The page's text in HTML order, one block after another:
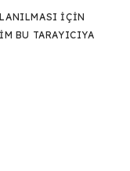
IÇIN
BU TARAYICIYA